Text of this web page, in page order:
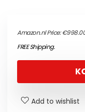
Amazon.nl Price:€
FREE Shipping.
Add to wishlist